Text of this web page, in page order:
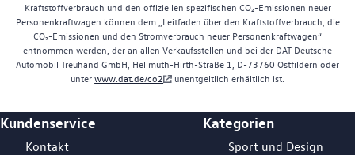
Kraftstoffverbrauch und den offiziellen spezifischen CO₂-Emissionen neuer
Personenkraftwagen können dem „Leitfaden über den Kraftstoffverbrauch, die
CO₂-Emissionen und den Stromverbrauch neuer Personenkraftwagen“
entnommen werden, der an allen Verkaufsstellen und bei der DAT Deutsche
Automobil Treuhand GmbH, Hellmuth-Hirth-Straße 1, D-73760 Ostfildern oder
unterwww.dat.de/co2 unentgeltlich erhältlich ist.
Footer Teaser
Kundenservice
Kontakt
Kategorien
Sport und Design